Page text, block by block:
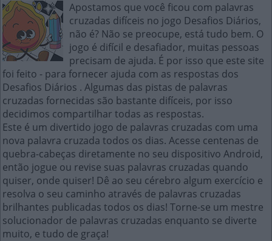
Apostamos que você ficou com palavras
cruzadas difíceis no jogo Desafios Diários,
não é? Não se preocupe, está tudo bem. O
jogo é difícil e desafiador, muitas pessoas
precisam de ajuda. É por isso que este site
foi feito - para fornecer ajuda com as respostas dos
Desafios Diários . Algumas das pistas de palavras
cruzadas fornecidas são bastante difíceis, por isso
decidimos compartilhar todas as respostas.
Este é um divertido jogo de palavras cruzadas com uma
nova palavra cruzada todos os dias. Acesse centenas de
quebra-cabeças diretamente no seu dispositivo Android,
então jogue ou revise suas palavras cruzadas quando
quiser, onde quiser! Dê ao seu cérebro algum exercício e
resolva o seu caminho através de palavras cruzadas
brilhantes publicadas todos os dias! Torne-se um mestre
solucionador de palavras cruzadas enquanto se diverte
muito, e tudo de graça!